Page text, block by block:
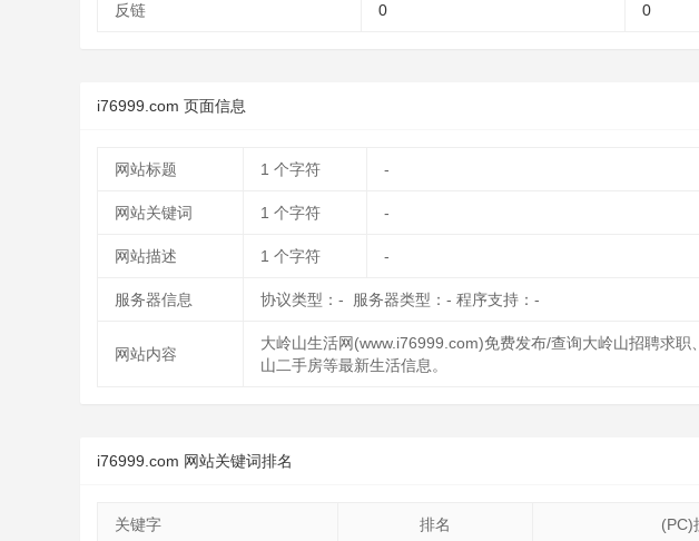
反链 0 0
i76999.com 页面信息
网站标题 1 个字符 -
网站关键词 1 个字符 -
网站描述 1 个字符 -
服务器信息 协议类型：- 服务器类型：- 程序支持：-
网站内容
大岭山生活网(www.i76999.com)免费发布/查询大岭山招聘求
山二手房等最新生活信息。
i76999.com 网站关键词排名
关键字 排名 (PC)